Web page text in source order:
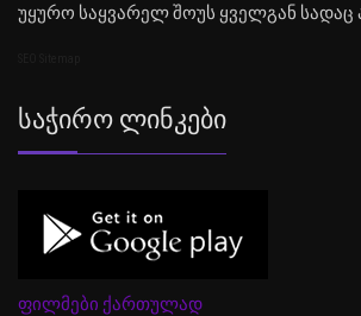
უყურო საყვარელ შოუს ყველგან სადაც
Საჭირო Ლინკები
ფილმები ქართულად